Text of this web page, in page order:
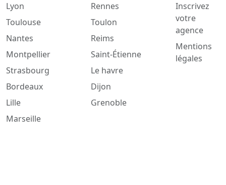
Lyon
Toulouse
Nantes
Montpellier
Strasbourg
Bordeaux
Lille
Marseille
Rennes
Toulon
Reims
Saint-Étienne
Le havre
Dijon
Grenoble
Inscrivez
votre
agence
Mentions
légales